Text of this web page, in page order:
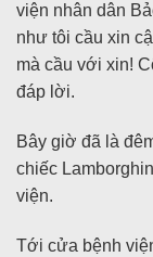
viện nhân dân
như tôi cầu xin
mà cầu với xin!
đáp lời.
Bây giờ đã là
chiếc
viện.
Tới cửa bệnh